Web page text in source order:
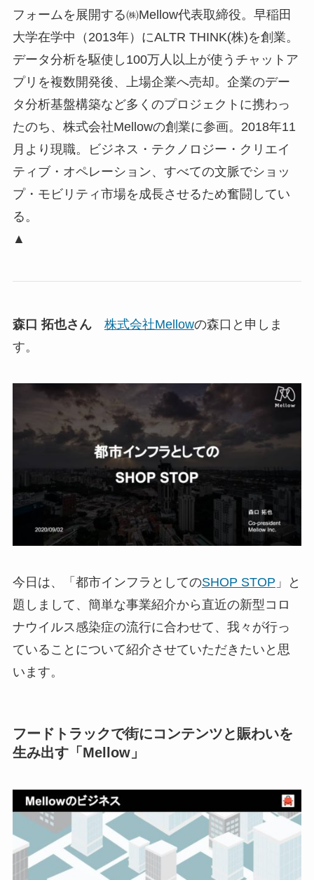
フォームを展開する㈱Mellow代表取締役。早稲田
大学在学中（2013年）にALTR THINK(株)を創業。
データ分析を駆使し100万⼈以上が使うチャットア
プリを複数開発後、上場企業へ売却。企業のデー
タ分析基盤構築など多くのプロジェクトに携わっ
たのち、株式会社Mellowの創業に参画。2018年11
月より現職。ビジネス・テクノロジー・クリエイ
ティブ・オペレーション、すべての文脈でショッ
プ・モビリティ市場を成長させるため奮闘してい
る。
▲
森口 拓也さん 株式会社Mellowの森口と申しま
す。
今日は、「都市インフラとしてのSHOP STOP 」と
題しまして、簡単な事業紹介から直近の新型コロ
ナウイルス感染症の流行に合わせて、我々が行っ
ていることについて紹介させていただきたいと思
います。
フードトラックで街にコンテンツと賑わいを
生み出す「Mellow」